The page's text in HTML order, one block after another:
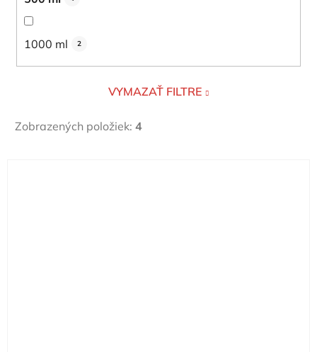
1000 ml 2
VYMAZAŤ FILTRE
Zobrazených položiek: 4